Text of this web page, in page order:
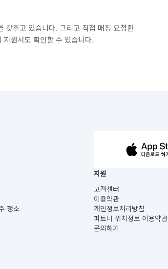
갖추고 있습니다. 그리고 직접 매칭 요청한
원서도 확인할 수 있습니다.
5-00019 |
5층
청소
지원
고객센터
이용약관
개인정보처리방침
파트너 위치정보 이용약관
문의하기